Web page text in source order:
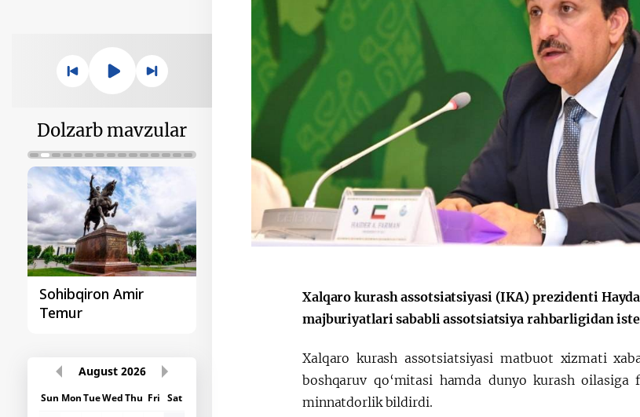
Dolzarb mavzular
Sohibqiron Amir
Temur
O‘zbekiston va
Paragvay hamkorligi
Huquqiy targʻibot
August 2026
Sun MonTueWedThu Fri Sat
Xalqaro kurash assotsiatsiyasi (IKA) prezidenti
majburiyatlari sababli assotsiatsiya rahbarligidan
Xalqaro kurash assotsiatsiyasi matbuot xizmati
boshqaruv qo‘mitasi hamda dunyo kurash
minnatdorlik bildirdi.